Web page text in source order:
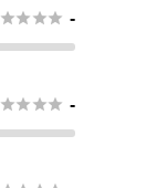
 -
 -